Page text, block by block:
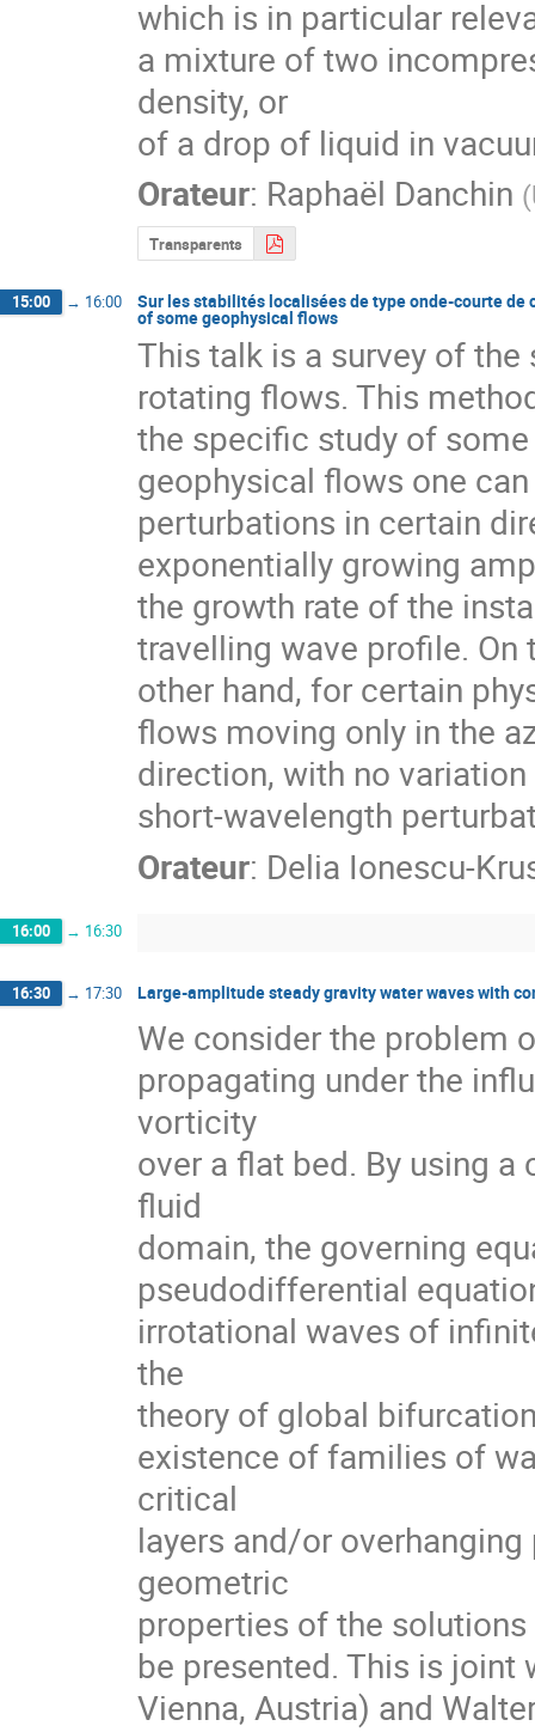
which is in particular
a mixture of two
density, or
of a drop of liquid in
Orateur: Raphaël Danchin (
Transparents
15:00 → 16:00 Sur les stabilités localisées de type onde-courte
of some geophysical flows
This talk is a survey of
rotating flows. This
the specific study of
geophysical flows one
perturbations in certain
exponentially growing
the growth rate of the
travelling wave profile. On
other hand, for certain
flows moving only in the
direction, with no
short-wavelength
Orateur: Delia Ionescu-
16:00 → 16:30
16:30 → 17:30 Large-amplitude steady gravity water waves with
We consider the problem
propagating under the
vorticity
over a flat bed. By using
fluid
domain, the governing
pseudodifferential
irrotational waves of
the
theory of global
existence of families of
critical
layers and/or
geometric
properties of the
be presented. This is
Vienna, Austria) and